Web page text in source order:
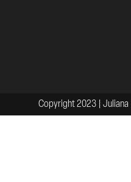
Copyright 2023 | Juliana